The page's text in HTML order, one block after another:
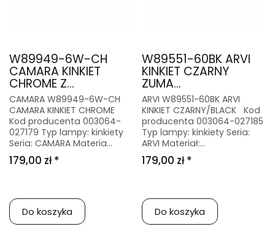
W89949-6W-CH
CAMARA KINKIET
CHROME Z...
CAMARA W89949-6W-CH
CAMARA KINKIET CHROME
Kod producenta 003064-
027179 Typ lampy: kinkiety
Seria: CAMARA Materia...
179,00 zł *
Do koszyka
W89551-60BK ARVI
KINKIET CZARNY
ZUMA...
ARVI W89551-60BK ARVI
KINKIET CZARNY/BLACK Kod
producenta 003064-027185
Typ lampy: kinkiety Seria:
ARVI Materiał:...
179,00 zł *
Do koszyka